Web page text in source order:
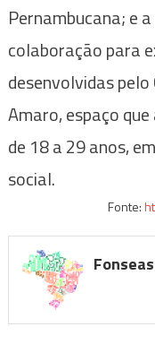
Pernambucana; e
colaboração para
desenvolvidas
Amaro, espaço
de 18 a 29 anos,
social.
Fonte:
Fonseas